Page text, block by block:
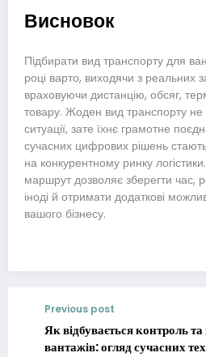
Висновок
Підбирати вид транспорту для
році варто, виходячи з реальних
враховуючи дистанцію, обсяг,
товару. Жоден вид транспорту не
ситуації, зате їхнє грамотне
сучасних цифрових рішень
на конкурентному ринку
маршрут дозволяє зберегти час,
іноді й отримати додаткові
вашого бізнесу.
Previous post
Як відбувається контроль
вантажів: огляд сучасних